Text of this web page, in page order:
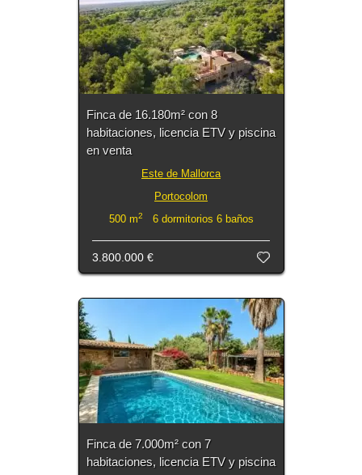
Finca de 16.180m² con 8
habitaciones, licencia ETV y piscina
en venta
Este de Mallorca
Portocolom
500 m2 6 dormitorios 6 baños
3.800.000 €
Finca de 7.000m² con 7
habitaciones, licencia ETV y piscina